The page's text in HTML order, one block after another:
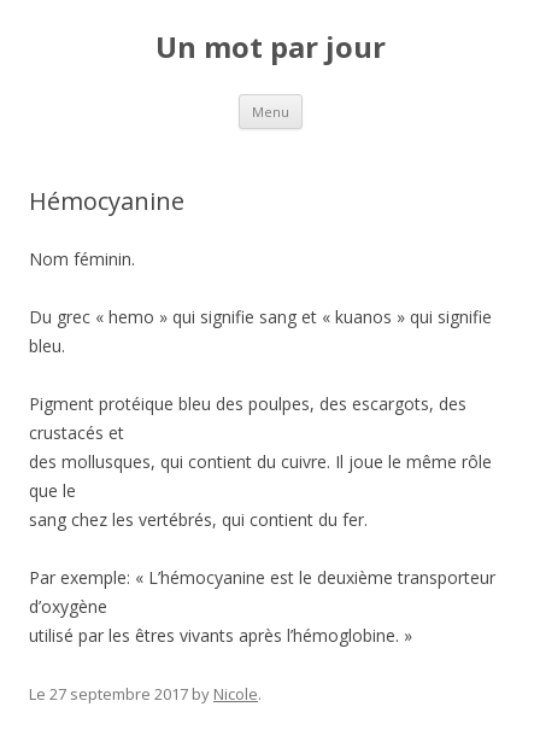
Un mot par jour
Menu Aller au contenu principal
Hémocyanine
Nom féminin.
Du grec « hemo » qui signifie sang et « kuanos » qui signifie
bleu.
Pigment protéique bleu des poulpes, des escargots, des
crustacés et
des mollusques, qui contient du cuivre. Il joue le même rôle
que le
sang chez les vertébrés, qui contient du fer.
Par exemple: « L’hémocyanine est le deuxième transporteur
d’oxygène
utilisé par les êtres vivants après l’hémoglobine. »
Le 27 septembre 2017 by Nicole.